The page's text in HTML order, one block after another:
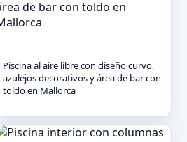
Piscina al aire libre con diseño curvo,
azulejos decorativos y área de bar con
toldo en Mallorca